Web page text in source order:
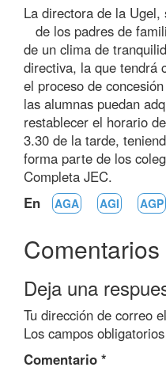
La directora de la
de los padres de
de un clima de
directiva, la que tendrá
el proceso de
las alumnas puedan
restablecer el horario
3.30 de la tarde,
forma parte de los
Completa JEC.
En
AGA AGI AGP
Comentarios
Deja una
Tu dirección de correo
Los campos
Comentario *